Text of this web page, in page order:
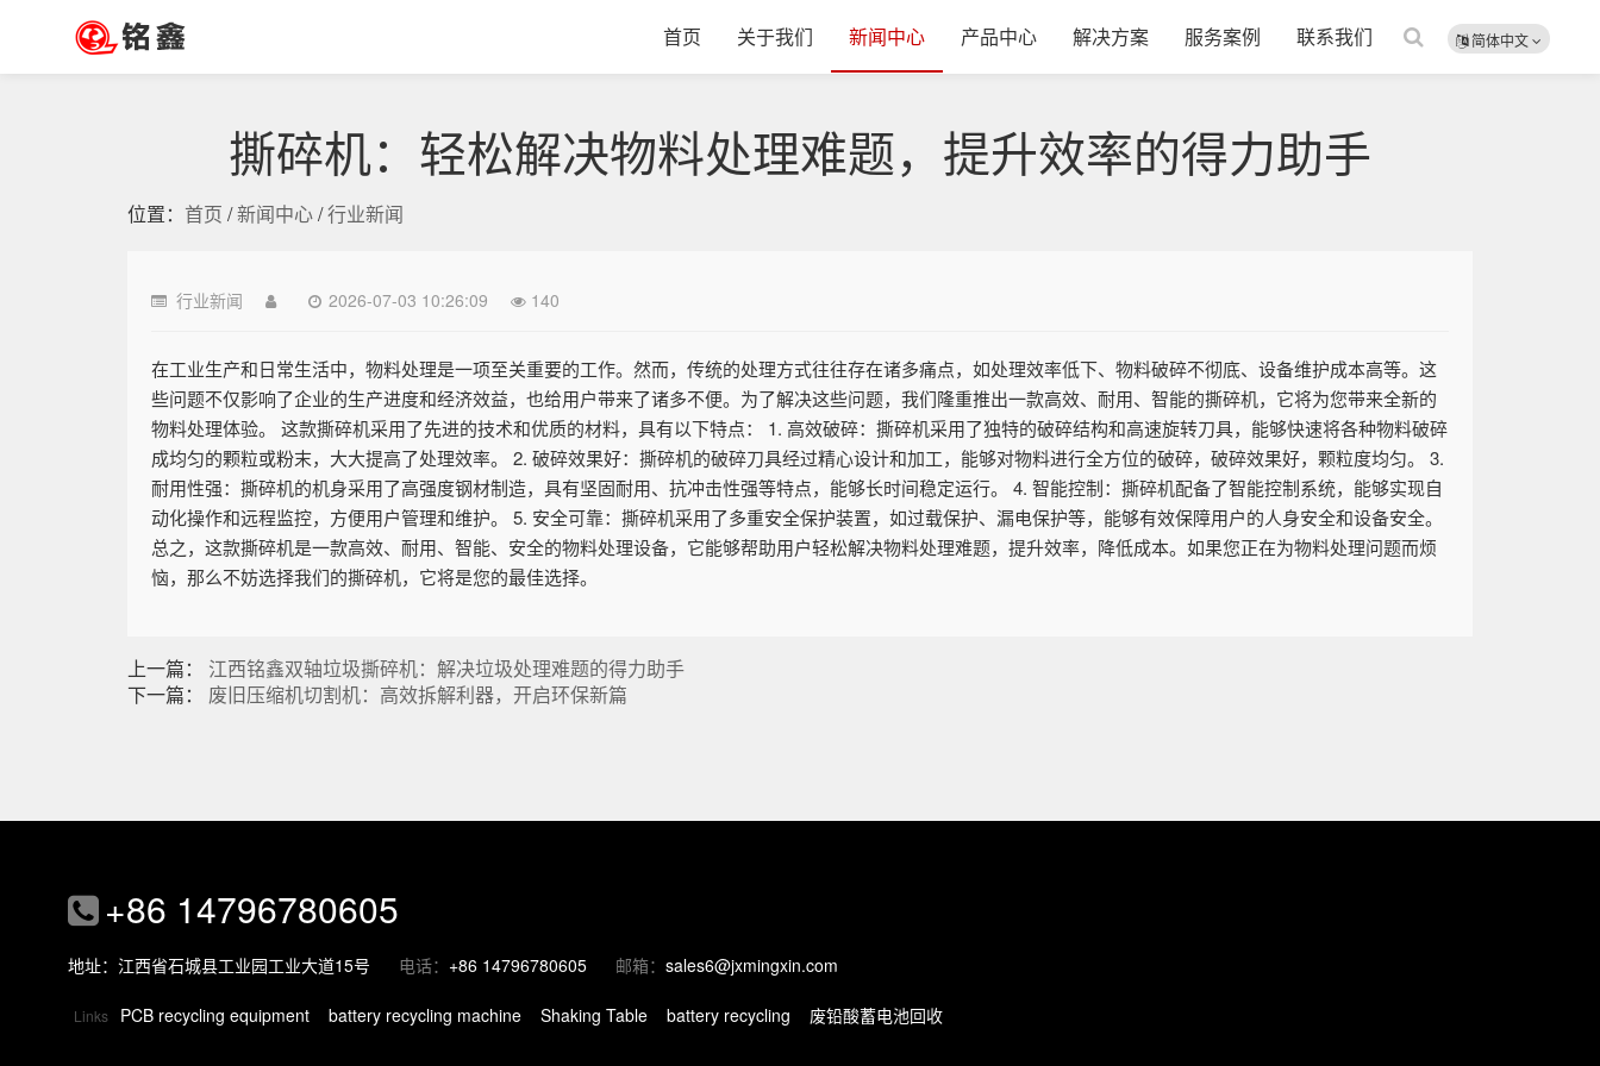
简体中文
首页 关于我们 新闻中心 产品中心 解决方案 服务案例 联系我们
撕碎机：轻松解决物料处理难题，提升效率的得力助手
位置： 首页 /新闻中心/行业新闻
行业新闻 2026-07-03 10:26:09 140
在工业生产和日常生活中，物料处理是一项至关重要的工作。然而，传统的处理方式往往存在诸多痛点，如处理效率低下、物料破碎不彻底、设备维护成本高等。这
些问题不仅影响了企业的生产进度和经济效益，也给用户带来了诸多不便。为了解决这些问题，我们隆重推出一款高效、耐用、智能的撕碎机，它将为您带来全新的
物料处理体验。 这款撕碎机采用了先进的技术和优质的材料，具有以下特点： 1. 高效破碎：撕碎机采用了独特的破碎结构和高速旋转刀具，能够快速将各种物料破碎
成均匀的颗粒或粉末，大大提高了处理效率。 2. 破碎效果好：撕碎机的破碎刀具经过精心设计和加工，能够对物料进行全方位的破碎，破碎效果好，颗粒度均匀。 3.
耐用性强：撕碎机的机身采用了高强度钢材制造，具有坚固耐用、抗冲击性强等特点，能够长时间稳定运行。 4. 智能控制：撕碎机配备了智能控制系统，能够实现自
动化操作和远程监控，方便用户管理和维护。 5. 安全可靠：撕碎机采用了多重安全保护装置，如过载保护、漏电保护等，能够有效保障用户的人身安全和设备安全。
总之，这款撕碎机是一款高效、耐用、智能、安全的物料处理设备，它能够帮助用户轻松解决物料处理难题，提升效率，降低成本。如果您正在为物料处理问题而烦
恼，那么不妨选择我们的撕碎机，它将是您的最佳选择。
上一篇： 江西铭鑫双轴垃圾撕碎机：解决垃圾处理难题的得力助手
下一篇： 废旧压缩机切割机：高效拆解利器，开启环保新篇
+86 14796780605
地址：江西省石城县工业园工业大道15号 电话： +86 14796780605 邮箱： sales6@jxmingxin.com
Links PCB recycling equipment battery recycling machine Shaking Table battery recycling 废铅酸蓄电池回收